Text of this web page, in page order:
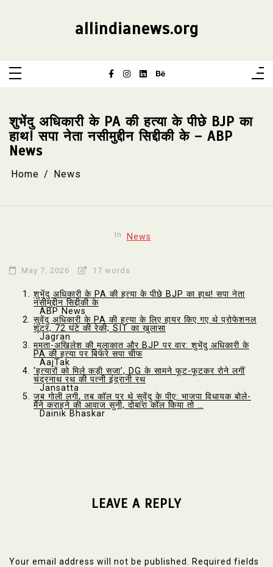
allindianews.org
शुभेंदु अधिकारी के PA की हत्या के पीछे BJP का
हाथ! सपा नेता नसीमुद्दीन सिद्दीकी के – ABP
News
Home News
In News
May 7, 2026 17 words
शुभेंदु अधिकारी के PA की हत्या के पीछे BJP का हाथ! सपा नेता
नसीमुद्दीन सिद्दीकी के
ABP News
सुवेंदु अधिकारी के PA की हत्या के लिए हायर किए गए थे प्रोफेशनल
शूटर, 72 घंटे की रेकी; SIT का खुलासा
Jagran
ममता-अखिलेश की मुलाकात और BJP पर वार: शुभेंदु अधिकारी के
PA की हत्या पर बिफरे सपा चीफ
AajTak
‘हत्यारों को मिले कड़ी सजा’, DG के सामने फूट-फूटकर रोने लगीं
चंद्रनाथ रथ की पत्नी इंद्रानी रथ
Jansatta
जब गोली लगी, तब कॉल पर थे सुवेंदु के पीए: भाजपा विधायक बोले-
मैंने कराहने की आवाज सुनी, दोबारा कॉल किया तो …
Dainik Bhaskar
LEAVE A REPLY
Your email address will not be published.
Required fields